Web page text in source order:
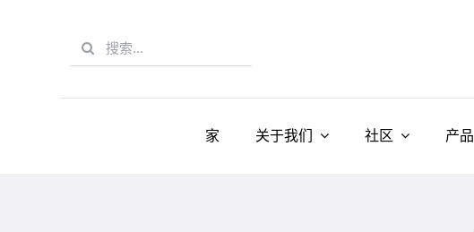
Search
for:
家 关于我们 社区 产品